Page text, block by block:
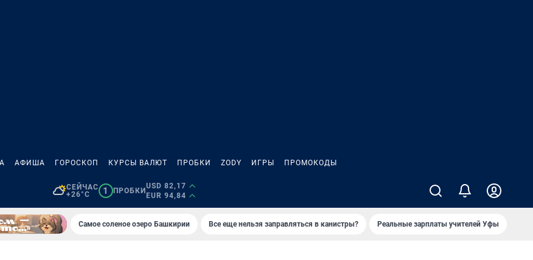
АФИША ГОРОСКОП КУРСЫ ВАЛЮТ ПРОБКИ ZODY ИГРЫ ПРОМОКОДЫ
СЕЙЧАС
+26°C
1 ПРОБКИ
USD 82,17
EUR 94,84
Самое соленое озеро Башкирии Все еще нельзя заправляться в канистры? Реальные зарплаты учителей Уфы